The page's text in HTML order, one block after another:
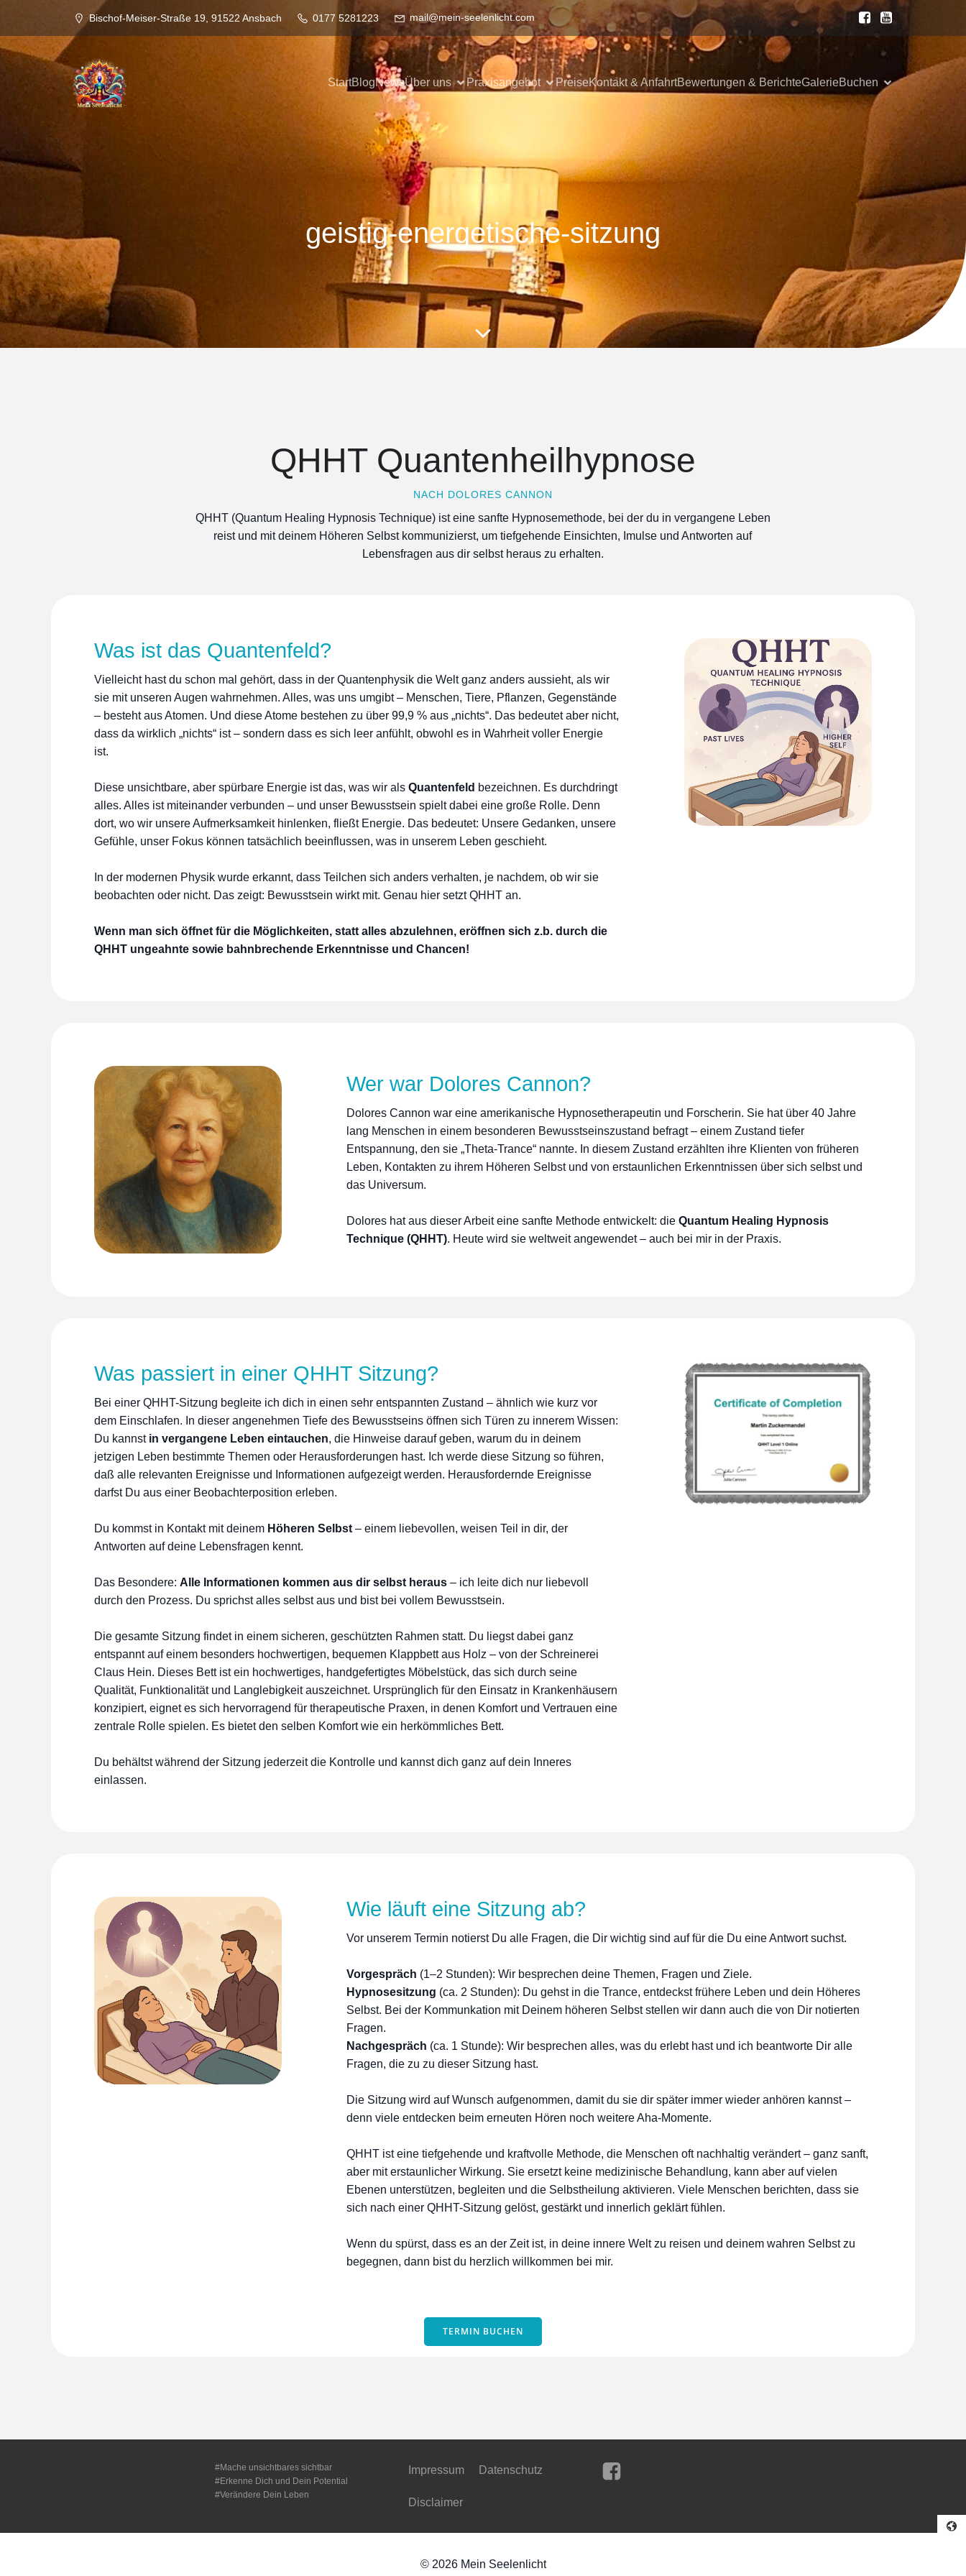
Bischof-Meiser-Straße 19, 91522 Ansbach 0177 5281223 mail@mein-seelenlicht.com
StartBlogNewsÜber uns Praxisangebot PreiseKontakt & AnfahrtBewertungen & BerichteGalerieBuchen
geistig-energetische-sitzung
QHHT Quantenheilhypnose
NACH DOLORES CANNON
QHHT (Quantum Healing Hypnosis Technique) ist eine sanfte Hypnosemethode, bei der du in vergangene Leben
reist und mit deinem Höheren Selbst kommunizierst, um tiefgehende Einsichten, Imulse und Antworten auf
Lebensfragen aus dir selbst heraus zu erhalten.
Was ist das Quantenfeld?
Vielleicht hast du schon mal gehört, dass in der Quantenphysik die Welt ganz anders aussieht, als wir
sie mit unseren Augen wahrnehmen. Alles, was uns umgibt – Menschen, Tiere, Pflanzen, Gegenstände
– besteht aus Atomen. Und diese Atome bestehen zu über 99,9 % aus „nichts“. Das bedeutet aber nicht,
dass da wirklich „nichts“ ist – sondern dass es sich leer anfühlt, obwohl es in Wahrheit voller Energie
ist.
Diese unsichtbare, aber spürbare Energie ist das, was wir alsQuantenfeld bezeichnen. Es durchdringt
alles. Alles ist miteinander verbunden – und unser Bewusstsein spielt dabei eine große Rolle. Denn
dort, wo wir unsere Aufmerksamkeit hinlenken, fließt Energie. Das bedeutet: Unsere Gedanken, unsere
Gefühle, unser Fokus können tatsächlich beeinflussen, was in unserem Leben geschieht.
In der modernen Physik wurde erkannt, dass Teilchen sich anders verhalten, je nachdem, ob wir sie
beobachten oder nicht. Das zeigt: Bewusstsein wirkt mit. Genau hier setzt QHHT an.
Wenn man sich öffnet für die Möglichkeiten, statt alles abzulehnen, eröffnen sich z.b. durch die
QHHT ungeahnte sowie bahnbrechende Erkenntnisse und Chancen!
Wer war Dolores Cannon?
Dolores Cannon war eine amerikanische Hypnosetherapeutin und Forscherin. Sie hat über 40 Jahre
lang Menschen in einem besonderen Bewusstseinszustand befragt – einem Zustand tiefer
Entspannung, den sie „Theta-Trance“ nannte. In diesem Zustand erzählten ihre Klienten von früheren
Leben, Kontakten zu ihrem Höheren Selbst und von erstaunlichen Erkenntnissen über sich selbst und
das Universum.
Dolores hat aus dieser Arbeit eine sanfte Methode entwickelt: die Quantum Healing Hypnosis
Technique (QHHT). Heute wird sie weltweit angewendet – auch bei mir in der Praxis.
Was passiert in einer QHHT Sitzung?
Bei einer QHHT-Sitzung begleite ich dich in einen sehr entspannten Zustand – ähnlich wie kurz vor
dem Einschlafen. In dieser angenehmen Tiefe des Bewusstseins öffnen sich Türen zu innerem Wissen:
Du kannst in vergangene Leben eintauchen, die Hinweise darauf geben, warum du in deinem
jetzigen Leben bestimmte Themen oder Herausforderungen hast. Ich werde diese Sitzung so führen,
daß alle relevanten Ereignisse und Informationen aufgezeigt werden. Herausfordernde Ereignisse
darfst Du aus einer Beobachterposition erleben.
Du kommst in Kontakt mit deinem Höheren Selbst – einem liebevollen, weisen Teil in dir, der
Antworten auf deine Lebensfragen kennt.
Das Besondere:Alle Informationen kommen aus dir selbst heraus – ich leite dich nur liebevoll
durch den Prozess. Du sprichst alles selbst aus und bist bei vollem Bewusstsein.
Die gesamte Sitzung findet in einem sicheren, geschützten Rahmen statt. Du liegst dabei ganz
entspannt auf einem besonders hochwertigen, bequemen Klappbett aus Holz – von der Schreinerei
Claus Hein. Dieses Bett ist ein hochwertiges, handgefertigtes Möbelstück, das sich durch seine
Qualität, Funktionalität und Langlebigkeit auszeichnet. Ursprünglich für den Einsatz in Krankenhäusern
konzipiert, eignet es sich hervorragend für therapeutische Praxen, in denen Komfort und Vertrauen eine
zentrale Rolle spielen. Es bietet den selben Komfort wie ein herkömmliches Bett.
Du behältst während der Sitzung jederzeit die Kontrolle und kannst dich ganz auf dein Inneres
einlassen.
Wie läuft eine Sitzung ab?
Vor unserem Termin notierst Du alle Fragen, die Dir wichtig sind auf für die Du eine Antwort suchst.
Vorgespräch (1–2 Stunden): Wir besprechen deine Themen, Fragen und Ziele.
Hypnosesitzung (ca. 2 Stunden): Du gehst in die Trance, entdeckst frühere Leben und dein Höheres
Selbst. Bei der Kommunkation mit Deinem höheren Selbst stellen wir dann auch die von Dir notierten
Fragen.
Nachgespräch (ca. 1 Stunde): Wir besprechen alles, was du erlebt hast und ich beantworte Dir alle
Fragen, die zu zu dieser Sitzung hast.
Die Sitzung wird auf Wunsch aufgenommen, damit du sie dir später immer wieder anhören kannst –
denn viele entdecken beim erneuten Hören noch weitere Aha-Momente.
QHHT ist eine tiefgehende und kraftvolle Methode, die Menschen oft nachhaltig verändert – ganz sanft,
aber mit erstaunlicher Wirkung. Sie ersetzt keine medizinische Behandlung, kann aber auf vielen
Ebenen unterstützen, begleiten und die Selbstheilung aktivieren. Viele Menschen berichten, dass sie
sich nach einer QHHT-Sitzung gelöst, gestärkt und innerlich geklärt fühlen.
Wenn du spürst, dass es an der Zeit ist, in deine innere Welt zu reisen und deinem wahren Selbst zu
begegnen, dann bist du herzlich willkommen bei mir.
TERMIN BUCHEN
#Mache unsichtbares sichtbar
#Erkenne Dich und Dein Potential
#Verändere Dein Leben
Impressum Datenschutz
Disclaimer
© 2026 Mein Seelenlicht